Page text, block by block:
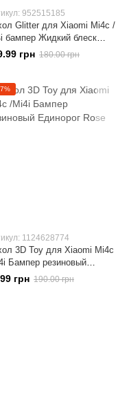
952515185
Glitter для Xiaomi Mi4c /
бампер Жидкий блеск
грн 180.00 грн
1124628774
3D Toy для Xiaomi Mi4c
Бампер резиновый
Rose
грн 190.00 грн